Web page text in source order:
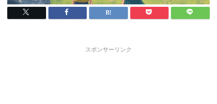
スポンサーリンク